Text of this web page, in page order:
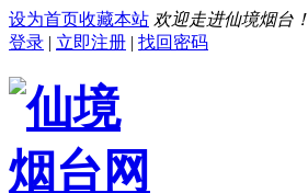
设为首页收藏本站 欢迎走进仙境烟台！
登录 | 立即注册 | 找回密码